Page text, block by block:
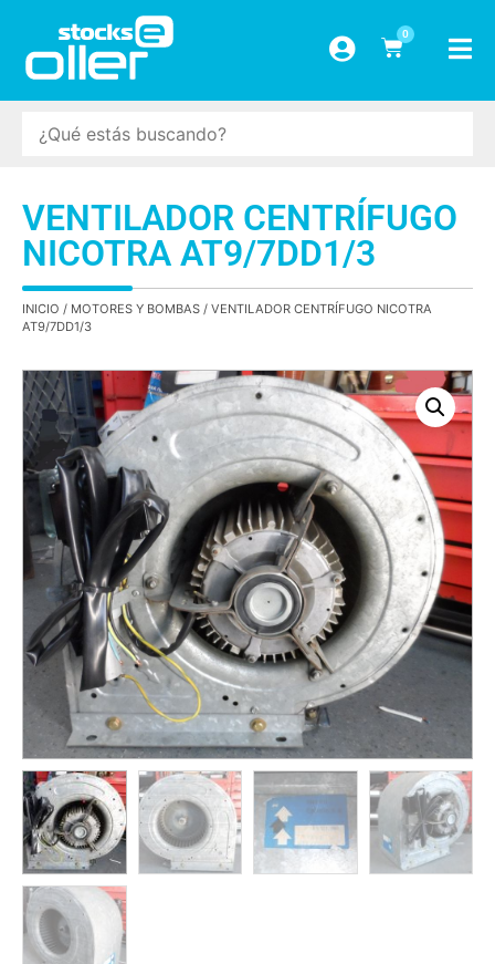
0
VENTILADOR CENTRÍFUGO
NICOTRA AT9/7DD1/3
INICIO / MOTORES Y BOMBAS / VENTILADOR CENTRÍFUGO NICOTRA
AT9/7DD1/3